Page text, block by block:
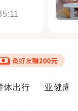
体出行 亚健康